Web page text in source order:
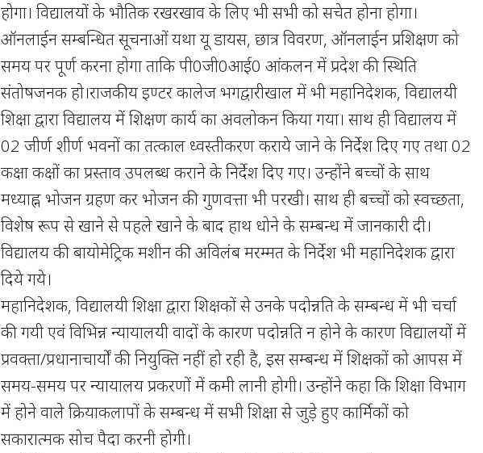
होगा। विद्यालयों के भौतिक रखरखाव के लिए भी सभी को सचेत होना होगा।
ऑनलाईन सम्बन्धित सूचनाओं यथा यू डायस, छात्र विवरण, ऑनलाईन प्रशिक्षण को
समय पर पूर्ण करना होगा ताकि पी0जी0आई0 आंकलन में प्रदेश की स्थिति
संतोषजनक हो।राजकीय इण्टर कालेज भगद्वारीखाल में भी महानिदेशक, विद्यालयी
शिक्षा द्वारा विद्यालय में शिक्षण कार्य का अवलोकन किया गया। साथ ही विद्यालय में
02 जीर्ण शीर्ण भवनों का तत्काल ध्वस्तीकरण कराये जाने के निर्देश दिए गए तथा 02
कक्षा कक्षों का प्रस्ताव उपलब्ध कराने के निर्देश दिए गए। उन्होंने बच्चों के साथ
मध्याह्न भोजन ग्रहण कर भोजन की गुणवत्ता भी परखी। साथ ही बच्चों को स्वच्छता,
विशेष रूप से खाने से पहले खाने के बाद हाथ धोने के सम्बन्ध में जानकारी दी।
विद्यालय की बायोमेट्रिक मशीन की अविलंब मरम्मत के निर्देश भी महानिदेशक द्वारा
दिये गये।
महानिदेशक, विद्यालयी शिक्षा द्वारा शिक्षकों से उनके पदोन्नति के सम्बन्ध में भी चर्चा
की गयी एवं विभिन्न न्यायालयी वादों के कारण पदोन्नति न होने के कारण विद्यालयों में
प्रवक्ता/प्रधानाचार्यों की नियुक्ति नहीं हो रही है, इस सम्बन्ध में शिक्षकों को आपस में
समय-समय पर न्यायालय प्रकरणों में कमी लानी होगी। उन्होंने कहा कि शिक्षा विभाग
में होने वाले क्रियाकलापों के सम्बन्ध में सभी शिक्षा से जुड़े हुए कार्मिकों को
सकारात्मक सोच पैदा करनी होगी।